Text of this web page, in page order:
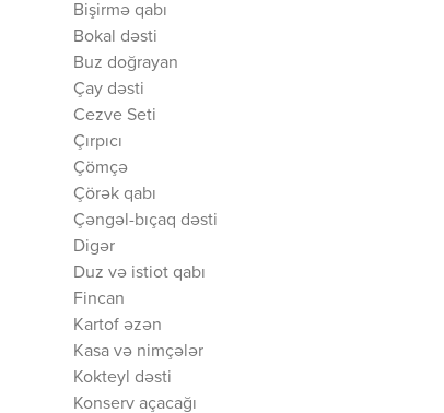
Bişirmə qabı
Bokal dəsti
Buz doğrayan
Çay dəsti
Cezve Seti
Çırpıcı
Çömçə
Çörək qabı
Çəngəl-bıçaq dəsti
Digər
Duz və istiot qabı
Fincan
Kartof əzən
Kasa və nimçələr
Kokteyl dəsti
Konserv açacağı